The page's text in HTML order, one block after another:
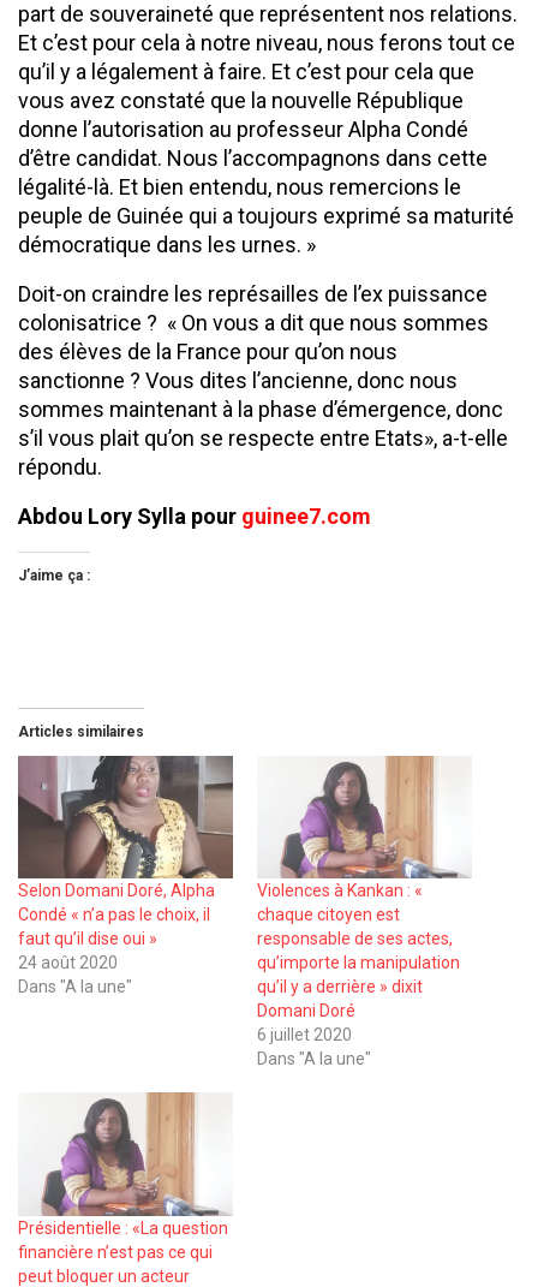
part de souveraineté que représentent nos relations.
Et c’est pour cela à notre niveau, nous ferons tout ce
qu’il y a légalement à faire. Et c’est pour cela que
vous avez constaté que la nouvelle République
donne l’autorisation au professeur Alpha Condé
d’être candidat. Nous l’accompagnons dans cette
légalité-là. Et bien entendu, nous remercions le
peuple de Guinée qui a toujours exprimé sa maturité
démocratique dans les urnes. »
Doit-on craindre les représailles de l’ex puissance
colonisatrice ? « On vous a dit que nous sommes
des élèves de la France pour qu’on nous
sanctionne ? Vous dites l’ancienne, donc nous
sommes maintenant à la phase d’émergence, donc
s’il vous plait qu’on se respecte entre Etats», a-t-elle
répondu.
Abdou Lory Sylla pour guinee7.com
J’aime ça :
Articles similaires
Selon Domani Doré, Alpha
Condé « n’a pas le choix, il
faut qu’il dise oui »
24 août 2020
Dans "A la une"
Violences à Kankan : «
chaque citoyen est
responsable de ses actes,
qu’importe la manipulation
qu’il y a derrière » dixit
Domani Doré
6 juillet 2020
Dans "A la une"
Présidentielle : «La question
financière n’est pas ce qui
peut bloquer un acteur